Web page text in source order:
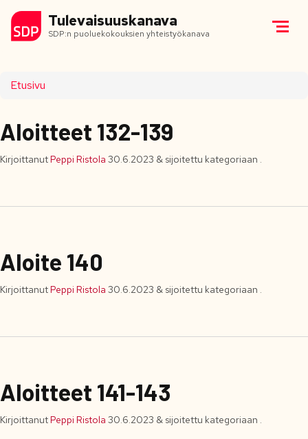
Tulevaisuuskanava
SDP:n puoluekokouksien yhteistyökanava
Etusivu
Aloitteet 132-139
KirjoittanutPeppi Ristola 30.6.2023 & sijoitettu kategoriaan .
Aloite 140
KirjoittanutPeppi Ristola 30.6.2023 & sijoitettu kategoriaan .
Aloitteet 141-143
KirjoittanutPeppi Ristola 30.6.2023 & sijoitettu kategoriaan .